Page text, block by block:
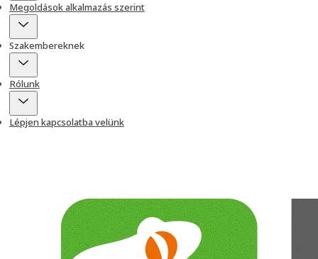
Megoldások alkalmazás szerint
Szakembereknek
Rólunk
Lépjen kapcsolatba velünk